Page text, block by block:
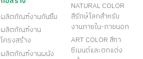
ผลิตภัณฑ์งานกันซึม
ผลิตภัณฑ์งาน
โครงสร้าง
ผลิตภัณฑ์งานผนัง
NATURAL COLOR
สีรักษ์โลกสำหรับ
งานภายใน-ภายนอก
ART COLOR สีทา
ซีเมนต์และตกแต่ง